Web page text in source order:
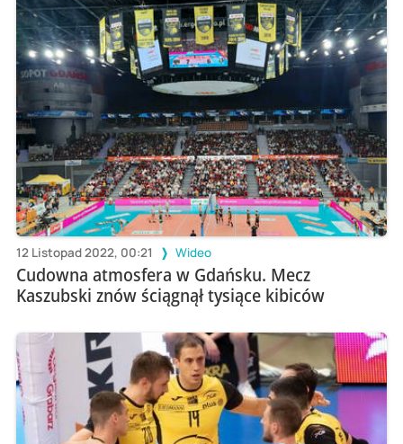
12 Listopad 2022, 00:21 Wideo
Cudowna atmosfera w Gdańsku. Mecz
Kaszubski znów ściągnął tysiące kibiców